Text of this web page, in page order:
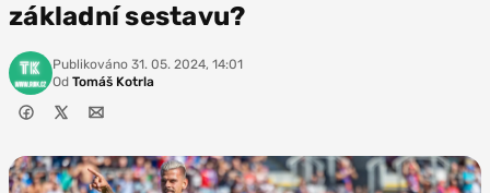
základní sestavu?
Publikováno 31. 05. 2024, 14:01
Od Tomáš Kotrla